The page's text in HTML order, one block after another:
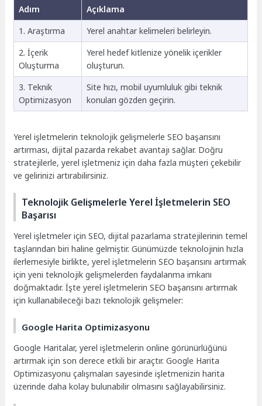
Adım
Açıklama
1. Araştırma
Yerel anahtar kelimeleri belirleyin.
2. İçerik
Oluşturma
Yerel hedef kitlenize yönelik içerikler
oluşturun.
3. Teknik
Optimizasyon
Site hızı, mobil uyumluluk gibi teknik
konuları gözden geçirin.
Yerel işletmelerin teknolojik gelişmelerle SEO başarısını
artırması, dijital pazarda rekabet avantajı sağlar. Doğru
stratejilerle, yerel işletmeniz için daha fazla müşteri çekebilir
ve gelirinizi artırabilirsiniz.
Teknolojik Gelişmelerle Yerel İşletmelerin SEO
Başarısı
Yerel işletmeler için SEO, dijital pazarlama stratejilerinin temel
taşlarından biri haline gelmiştir. Günümüzde teknolojinin hızla
ilerlemesiyle birlikte, yerel işletmelerin SEO başarısını artırmak
için yeni teknolojik gelişmelerden faydalanma imkanı
doğmaktadır. İşte yerel işletmelerin SEO başarısını artırmak
için kullanabileceği bazı teknolojik gelişmeler:
Google Harita Optimizasyonu
Google Haritalar, yerel işletmelerin online görünürlüğünü
artırmak için son derece etkili bir araçtır. Google Harita
Optimizasyonu çalışmaları sayesinde işletmenizin harita
üzerinde daha kolay bulunabilir olmasını sağlayabilirsiniz.